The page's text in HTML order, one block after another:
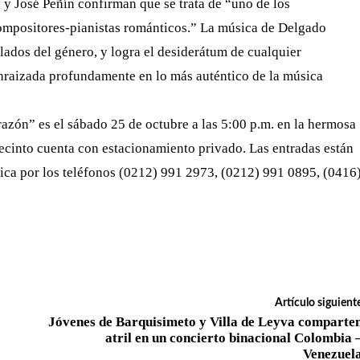
José Peñín confirman que se trata de “uno de los
pianistas románticos.” La música de Delgado
del género, y logra el desiderátum de cualquier
profundamente en lo más auténtico de la música
es el sábado 25 de octubre a las 5:00 p.m. en la hermosa
cuenta con estacionamiento privado. Las entradas están
por los teléfonos (0212) 991 2973, (0212) 991 0895, (0416)
Artículo
Jóvenes de Barquisimeto y Villa de Leyva
atril en un concierto binacional Colombia